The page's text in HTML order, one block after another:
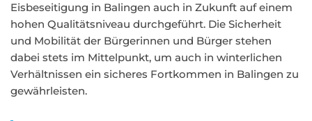
Eisbeseitigung in Balingen auch in Zukunft auf einem
hohen Qualitätsniveau durchgeführt. Die Sicherheit
und Mobilität der Bürgerinnen und Bürger stehen
dabei stets im Mittelpunkt, um auch in winterlichen
Verhältnissen ein sicheres Fortkommen in Balingen zu
gewährleisten.